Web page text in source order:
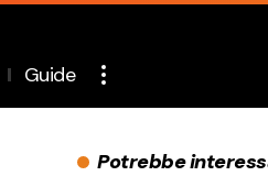
Guide
Potrebbe